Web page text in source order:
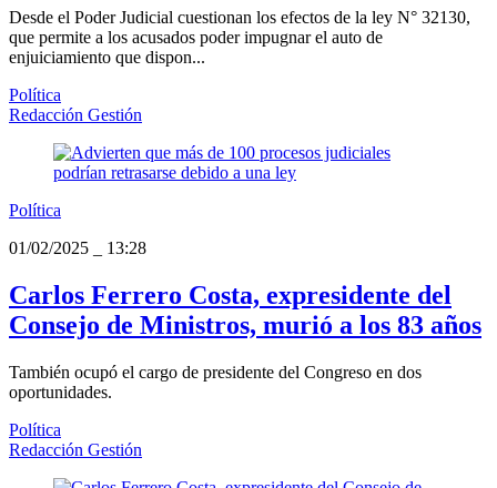
Desde el Poder Judicial cuestionan los efectos de la ley N° 32130,
que permite a los acusados poder impugnar el auto de
enjuiciamiento que dispon...
Política
Redacción Gestión
Política
01/02/2025
13:28
Carlos Ferrero Costa, expresidente del
Consejo de Ministros, murió a los 83 años
También ocupó el cargo de presidente del Congreso en dos
oportunidades.
Política
Redacción Gestión